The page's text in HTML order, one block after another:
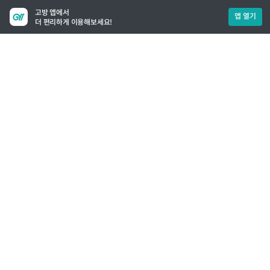
고방 앱에서
더 편리하게 이용해보세요!
앱 열기